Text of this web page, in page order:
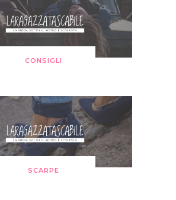
CONSIGLI
SCARPE